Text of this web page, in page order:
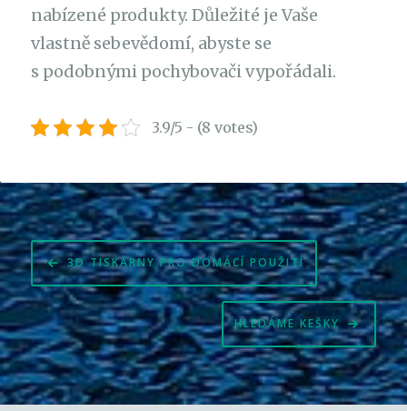
nabízené produkty. Důležité je Vaše
vlastně sebevědomí, abyste se
s podobnými pochybovači vypořádali.
3.9/5 - (8 votes)
Navigace
pro
příspěvek
3D TISKÁRNY PRO DOMÁCÍ POUŽITÍ
HLEDÁME KEŠKY